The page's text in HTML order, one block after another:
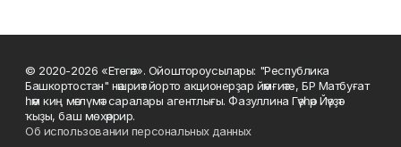
© 2020-2026 «Етегән». Ойоштороусылары: "Республика
Башкортостан" нәшриәт йорто акционерҙар йәмғиәте, БР Матбуғат
һәм киң мәғлүмәт саралары агентлығы. Фазуллина Гәүһәр Йәүҙәт
ҡыҙы, баш мөхәррир.
Об использовании персональных данных